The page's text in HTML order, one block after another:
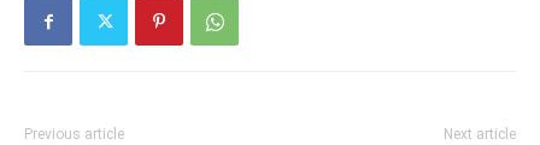
Previous article Next article